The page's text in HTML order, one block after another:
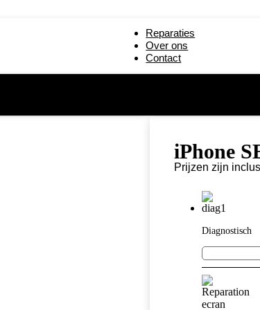
Reparaties
Over ons
Contact
iPad Air 3 (2019) reparatie
iPhone
Prijzen zijn
Diagnostisch